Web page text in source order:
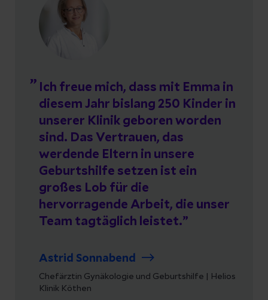
Chefärztin Gynäkologie und Geburtshilfe | Helios
Klinik Köthen
Ich freue mich, dass mit Emma in
diesem Jahr bislang 250 Kinder in
unserer Klinik geboren worden
sind. Das Vertrauen, das
werdende Eltern in unsere
Geburtshilfe setzen ist ein
großes Lob für die
hervorragende Arbeit, die unser
Team tagtäglich leistet.
Astrid Sonnabend